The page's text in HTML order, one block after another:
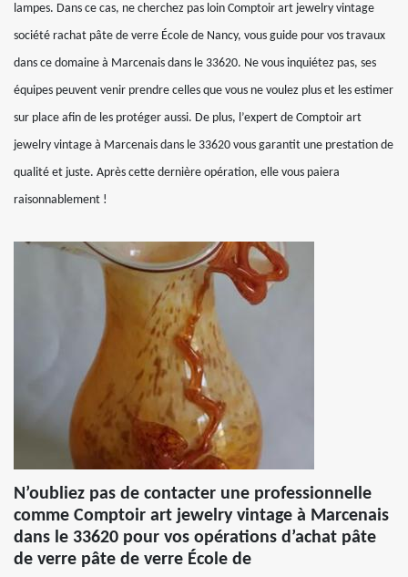
lampes. Dans ce cas, ne cherchez pas loin Comptoir art jewelry vintage
société rachat pâte de verre École de Nancy, vous guide pour vos travaux
dans ce domaine à Marcenais dans le 33620. Ne vous inquiétez pas, ses
équipes peuvent venir prendre celles que vous ne voulez plus et les estimer
sur place afin de les protéger aussi. De plus, l’expert de Comptoir art
jewelry vintage à Marcenais dans le 33620 vous garantit une prestation de
qualité et juste. Après cette dernière opération, elle vous paiera
raisonnablement !
N’oubliez pas de contacter une professionnelle
comme Comptoir art jewelry vintage à Marcenais
dans le 33620 pour vos opérations d’achat pâte
de verre pâte de verre École de